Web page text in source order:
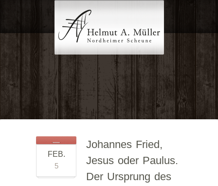
FEB.
5
Johannes Fried,
Jesus oder Paulus.
Der Ursprung des